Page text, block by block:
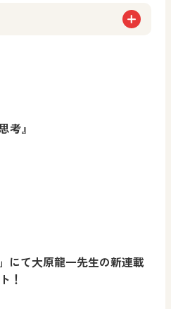
考』
にて大原龍一先生の新連載
！